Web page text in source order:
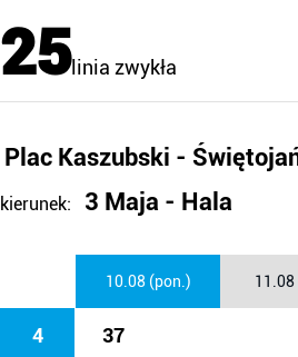
25linia zwykła
Plac Kaszubski -
kierunek: 3 Maja - Hala
10.08 (pon.)
4 37